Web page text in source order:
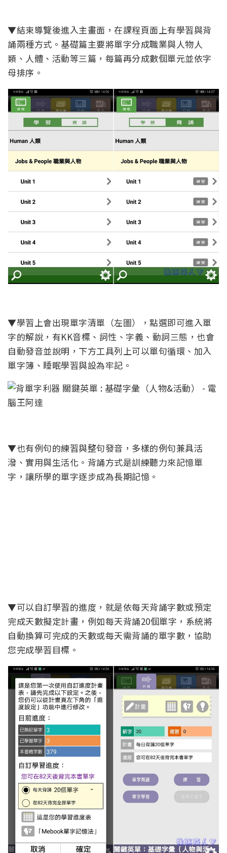
▼結束導覽後進入主畫面，在課程頁面上有學習與背
誦兩種方式。基礎篇主要將單字分成職業與人物人
類、人體、活動等三篇，每篇再分成數個單元並依字
母排序。
▼學習上會出現單字清單（左圖），點選即可進入單
字的解說，有KK音標、詞性、字義、動詞三態，也會
自動發音並說明，下方工具列上可以單句循環、加入
單字簿、睡眠學習與設為牢記。
▼也有例句的練習與整句發音，多樣的例句兼具活
潑、實用與生活化。背誦方式是訓練聽力來記憶單
字，讓所學的單字逐步成為長期記憶。
▼可以自訂學習的進度，就是依每天背誦字數或預定
完成天數擬定計畫，例如每天背誦20個單字，系統將
自動換算可完成的天數或每天需背誦的單字數，協助
您完成學習目標。